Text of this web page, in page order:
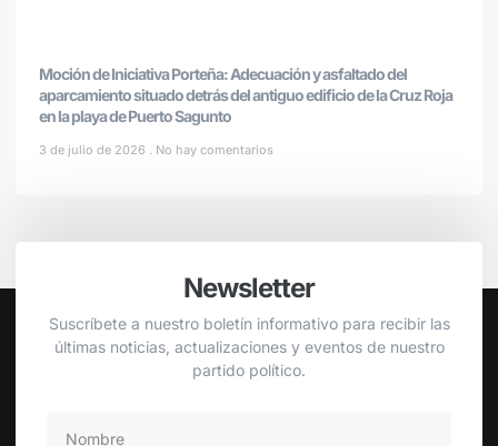
Moción de Iniciativa Porteña: Adecuación y asfaltado del
aparcamiento situado detrás del antiguo edificio de la Cruz Roja
en la playa de Puerto Sagunto
3 de julio de 2026 No hay comentarios
Newsletter
Suscríbete a nuestro boletín informativo para recibir las
últimas noticias, actualizaciones y eventos de nuestro
partido político.